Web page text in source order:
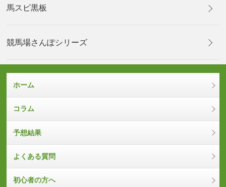
馬スピ黒板
競馬場さんぽシリーズ
ホーム
コラム
予想結果
よくある質問
初心者の方へ